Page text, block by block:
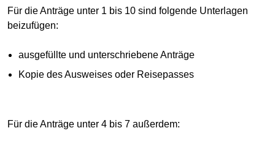
Für die Anträge unter 1 bis 10 sind folgende Unterlagen
beizufügen:
ausgefüllte und unterschriebene Anträge
Kopie des Ausweises oder Reisepasses
Für die Anträge unter 4 bis 7 außerdem: